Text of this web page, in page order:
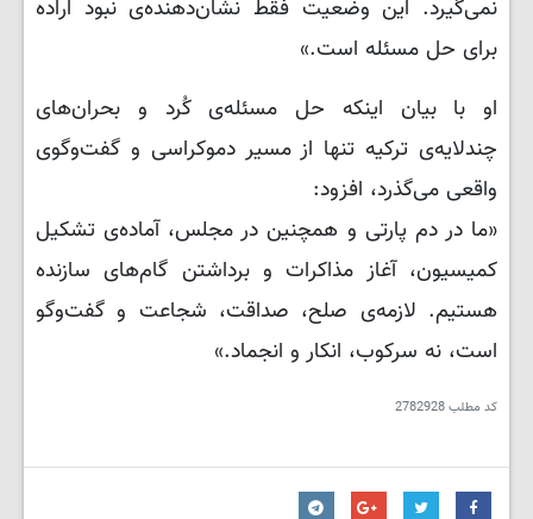
نمی‌گیرد. این وضعیت فقط نشان‌دهنده‌ی نبود اراده
برای حل مسئله است.»
او با بیان اینکه حل مسئله‌ی کُرد و بحران‌های
چندلایه‌ی ترکیه تنها از مسیر دموکراسی و گفت‌وگوی
واقعی می‌گذرد، افزود:
«ما در دم پارتی و همچنین در مجلس، آماده‌ی تشکیل
کمیسیون، آغاز مذاکرات و برداشتن گام‌های سازنده
هستیم. لازمه‌ی صلح، صداقت، شجاعت و گفت‌وگو
است، نه سرکوب، انکار و انجماد.»
کد مطلب2782928